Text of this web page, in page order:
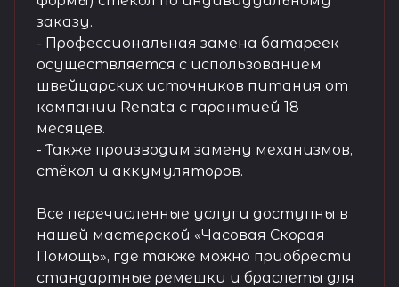
заказу.
- Профессиональная замена батареек
осуществляется с использованием
швейцарских источников питания от
компании Renata с гарантией 18
месяцев.
- Также производим замену механизмов,
стёкол и аккумуляторов.
Все перечисленные услуги доступны в
нашей мастерской «Часовая Скорая
Помощь», где также можно приобрести
стандартные ремешки и браслеты для